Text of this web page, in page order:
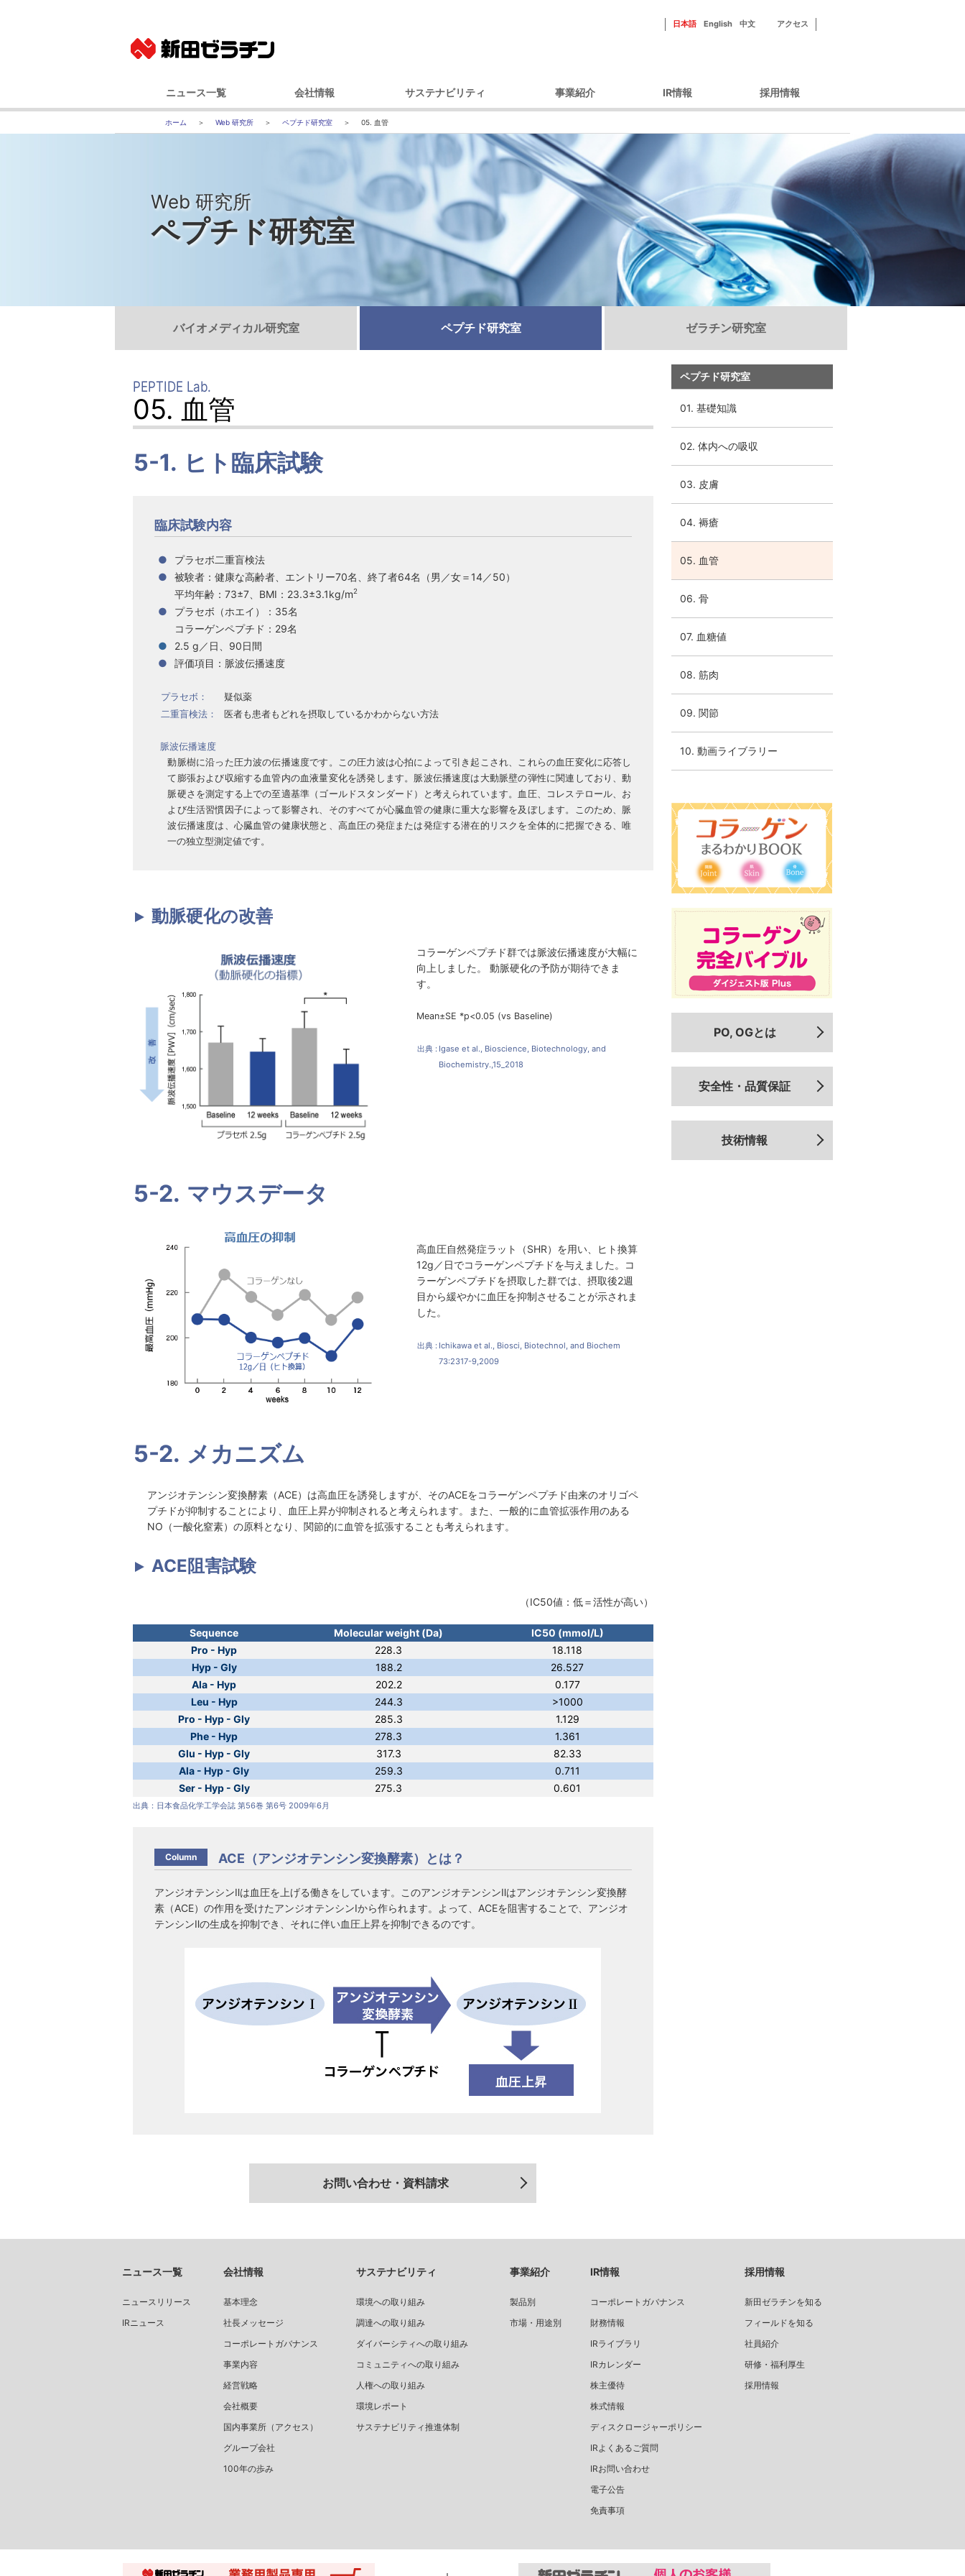
Web 研究所 ペプチド研究室 05. 血管
ペプチド研究室
01. 基礎知識
02. 体内への吸収
03. 皮膚
04. 褥瘡
05. 血管
06. 骨
07. 血糖値
08. 筋肉
09. 関節
10. 動画ライブラリー
PO, OGとは
安全性・品質保証
技術情報
05. 血管
5-1. ヒト臨床試験
臨床試験内容
●
プラセボ二重盲検法
●
被験者：健康な高齢者、エントリー70名、終了者64名（男／女＝14／50）
平均年齢：73±7、BMI：23.3±3.1kg/m2
●
プラセボ（ホエイ）：35名
コラーゲンペプチド：29名
●
2.5 g／日、90日間
●
評価項目：脈波伝播速度
プラセボ：
疑似薬
二重盲検法：
医者も患者もどれを摂取しているかわからない方法
脈波伝播速度
動脈樹に沿った圧力波の伝播速度です。この圧力波は心拍によって引き起こされ、これらの血圧変化に応答し
て膨張および収縮する血管内の血液量変化を誘発します。脈波伝播速度は大動脈壁の弾性に関連しており、動
脈硬さを測定する上での至適基準（ゴールドスタンダード）と考えられています。血圧、コレステロール、お
よび生活習慣因子によって影響され、そのすべてが心臓血管の健康に重大な影響を及ぼします。このため、脈
波伝播速度は、心臓血管の健康状態と、高血圧の発症または発症する潜在的リスクを全体的に把握できる、唯
一の独立型測定値です。
動脈硬化の改善
コラーゲンペプチド群では脈波伝播速度が大幅に
向上しました。 動脈硬化の予防が期待できま
す。
Mean±SE *p<0.05 (vs Baseline)
出典 : Igase et al., Bioscience, Biotechnology, and
Biochemistry.,15_2018
5-2. マウスデータ
高血圧自然発症ラット（SHR）を用い、ヒト換算
12g／日でコラーゲンペプチドを与えました。コ
ラーゲンペプチドを摂取した群では、摂取後2週
目から緩やかに血圧を抑制させることが示されま
した。
出典 : Ichikawa et al., Biosci, Biotechnol, and Biochem
73:2317-9,2009
5-2. メカニズム
アンジオテンシン変換酵素（ACE）は高血圧を誘発しますが、そのACEをコラーゲンペプチド由来のオリゴペ
プチドが抑制することにより、血圧上昇が抑制されると考えられます。また、一般的に血管拡張作用のある
NO（一酸化窒素）の原料となり、関節的に血管を拡張することも考えられます。
ACE阻害試験
（IC50値：低＝活性が高い）
Sequence Molecular weight (Da)
IC50 (mmol/L)
Pro - Hyp
228.3
18.118
Hyp - Gly
188.2
26.527
Ala - Hyp
202.2
0.177
Leu - Hyp
244.3
>1000
Pro - Hyp - Gly
285.3
1.129
Phe - Hyp
278.3
1.361
Glu - Hyp - Gly
317.3
82.33
Ala - Hyp - Gly
259.3
0.711
Ser - Hyp - Gly
275.3 0.601
出典：日本食品化学工学会誌 第56巻 第6号 2009年6月
Column ACE（アンジオテンシン変換酵素）とは？
アンジオテンシンⅡは血圧を上げる働きをしています。このアンジオテンシンⅡはアンジオテンシン変換酵
素（ACE）の作用を受けたアンジオテンシンⅠから作られます。よって、ACEを阻害することで、アンジオ
テンシンⅡの生成を抑制でき、それに伴い血圧上昇を抑制できるのです。
ニュース一覧
ニュースリリース
会社情報
基本理念
社長メッセージ
事業内容
経営戦略
会社概要
国内事業所（アクセス）
サステナビリティ
調達への取り組み
ダイバーシティへの取り組み
コミュニティへの取り組み
人権への取り組み
環境レポート
サステナビリティ推進体制
事業紹介
市場・用途別
IR情報
ス
財務情報
IRカレンダー
株主優待
株式情報
ディスクロージャーポ
リシー
IRよくあるご質問
電子公告
採用情報
社員紹介
研修・福利厚生
採用情報
日本語 English 中文 アクセス
お問い合わせ・資料請求
Web 研究所
ペプチド研究室
バイオメディカル研究室 ペプチド研究室 ゼラチン研究室
PEPTIDE Lab.
ニュース一覧
ニュースリリース
IRニュース
会社情報
基本理念
社長メッセージ
コーポレートガバナンス
事業内容
経営戦略
会社概要
国内事業所（アクセス）
グループ会社
100年の歩み
サステナビリティ
環境への取り組み
調達への取り組み
ダイバーシティへの取り組み
コミュニティへの取り組み
人権への取り組み
環境レポート
サステナビリティ推進体制
事業紹介
製品別
市場・用途別
IR情報
コーポレートガバナンス
財務情報
IRライブラリ
IRカレンダー
株主優待
株式情報
ディスクロージャーポリシー
IRよくあるご質問
IRお問い合わせ
電子公告
免責事項
採用情報
新田ゼラチンを知る
フィールドを知る
社員紹介
研修・福利厚生
採用情報